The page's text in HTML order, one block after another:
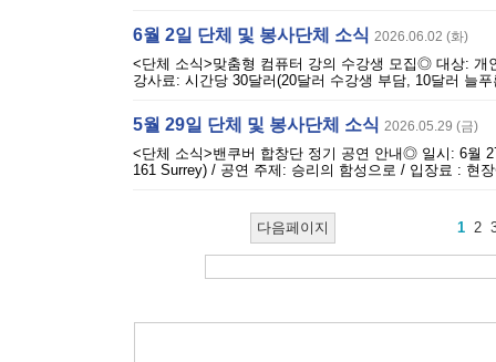
6월 2일 단체 및 봉사단체 소식 2026.06.02 (화)
<단체 소식>맞춤형 컴퓨터 강의 수강생 모집◎ 대상: 개
강사료: 시간당 30달러(20달러 수강생 부담, 10달러 늘
5월 29일 단체 및 봉사단체 소식 2026.05.29 (금)
<단체 소식>밴쿠버 합창단 정기 공연 안내◎ 일시: 6월
161 Surrey) / 공연 주제: 승리의 함성으로 / 입장료 : 현
다음페이지 1 2